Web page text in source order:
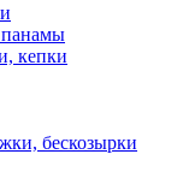
кепки
бескозырки